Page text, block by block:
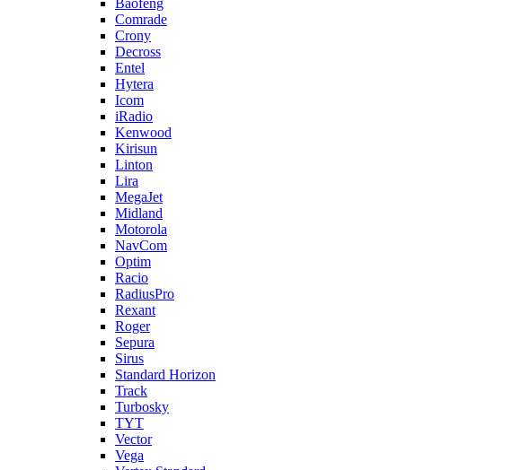
Baofeng
Comrade
Crony
Decross
Entel
Hytera
Icom
iRadio
Kenwood
Kirisun
Linton
Lira
MegaJet
Midland
Motorola
NavCom
Optim
Racio
RadiusPro
Rexant
Roger
Sepura
Sirus
Standard Horizon
Track
Turbosky
TYT
Vector
Vega